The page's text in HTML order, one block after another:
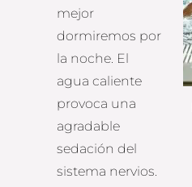
mejor
dormiremos por
la noche. El
agua caliente
provoca una
agradable
sedación del
sistema nervios.